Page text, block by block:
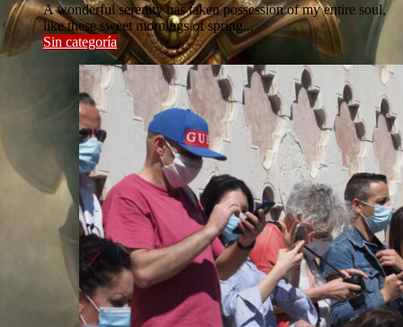
A wonderful serenity has taken possession of my entire soul,
like these sweet mornings of spring...
Sin categoría